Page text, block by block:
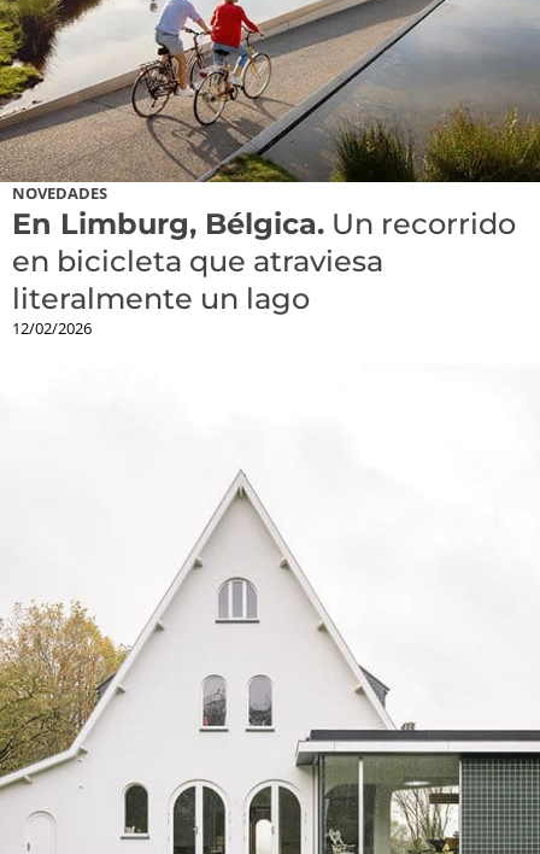
NOVEDADES
En Limburg, Bélgica. Un recorrido
en bicicleta que atraviesa
literalmente un lago
12/02/2026